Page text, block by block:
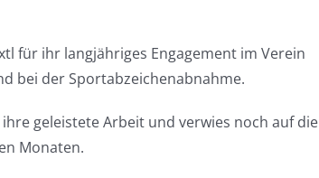
für ihr langjähriges Engagement im Verein
bei der Sportabzeichenabnahme.
geleistete Arbeit und verwies noch auf die
Monaten.